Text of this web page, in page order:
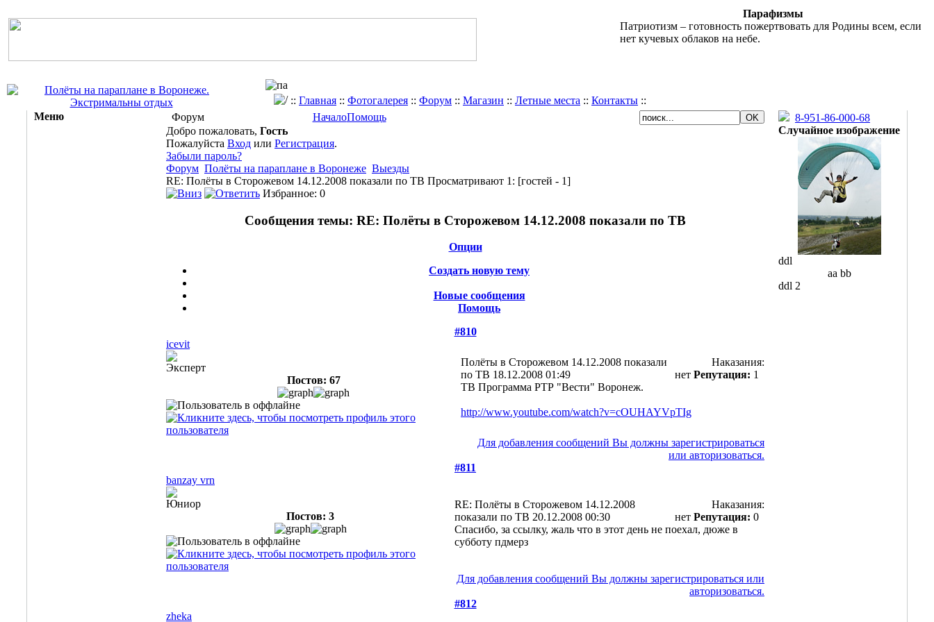
Парафизмы
Патриотизм – готовность пожертвовать для Родины всем, если
нет кучевых облаков на небе.
:: Главная :: Фотогалерея :: Форум :: Магазин :: Летные места :: Контакты ::
Меню
Форум НачалоПомощь
Добро пожаловать, Гость
Пожалуйста Вход или Регистрация.
Забыли пароль?
Форум Полёты на параплане в Воронеже Выезды
RE: Полёты в Сторожевом 14.12.2008 показали по ТВ Просматривают 1: [гостей - 1]
Избранное: 0
Сообщения темы: RE: Полёты в Сторожевом 14.12.2008 показали по ТВ
Опции
Создать новую тему
Новые сообщения
Помощь
#810
icevit
Эксперт
Постов: 67
Полёты в Сторожевом 14.12.2008 показали
по ТВ 18.12.2008 01:49
Наказания:
нет Репутация: 1
ТВ Программа РТР "Вести" Воронеж.
http://www.youtube.com/watch?v=cOUHAYVpTIg
Для добавления сообщений Вы должны зарегистрироваться
или авторизоваться.
#811
banzay vrn
Юниор
Постов: 3
RE: Полёты в Сторожевом 14.12.2008
показали по ТВ 20.12.2008 00:30
Наказания:
нет Репутация: 0
Спасибо, за ссылку, жаль что в этот день не поехал, дюже в
субботу пдмерз
Для добавления сообщений Вы должны зарегистрироваться или
авторизоваться.
#812
zheka
8-951-86-000-68
Случайное изображение
ddl
aa bb
ddl 2